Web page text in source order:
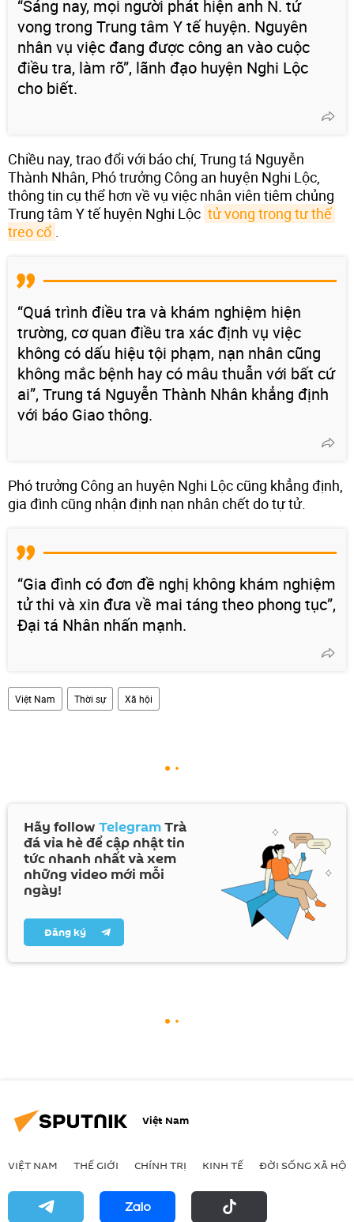
“Sáng nay, mọi người phát hiện anh N. tử
vong trong Trung tâm Y tế huyện. Nguyên
nhân vụ việc đang được công an vào cuộc
điều tra, làm rõ”, lãnh đạo huyện Nghi Lộc
cho biết.
Chiều nay, trao đổi với báo chí, Trung tá Nguyễn
Thành Nhân, Phó trưởng Công an huyện Nghi Lộc,
thông tin cụ thể hơn về vụ việc nhân viên tiêm chủng
Trung tâm Y tế huyện Nghi Lộc tử vong trong tư thế
treo cổ
“Quá trình điều tra và khám nghiệm hiện
trường, cơ quan điều tra xác định vụ việc
không có dấu hiệu tội phạm, nạn nhân cũng
không mắc bệnh hay có mâu thuẫn với bất cứ
ai”, Trung tá Nguyễn Thành Nhân khẳng định
với báo Giao thông.
Phó trưởng Công an huyện Nghi Lộc cũng khẳng định,
gia đình cũng nhận định nạn nhân chết do tự tử.
“Gia đình có đơn đề nghị không khám nghiệm
tử thi và xin đưa về mai táng theo phong tục”,
Đại tá Nhân nhấn mạnh.
Việt Nam Thời sự Xã hội
Hãy follow TelegramTrà
đá vỉa hè để cập nhật tin
tức nhanh nhất và xem
những video mới mỗi
ngày!
Đăng ký
Việt Nam
VIỆT NAM THẾ GIỚI CHÍNH TRỊ KINH TẾ ĐỜI SỐNG XÃ HỘI